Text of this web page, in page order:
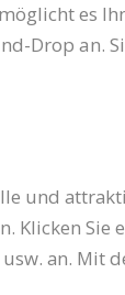
es
Drop an.
und
Klicken
an.